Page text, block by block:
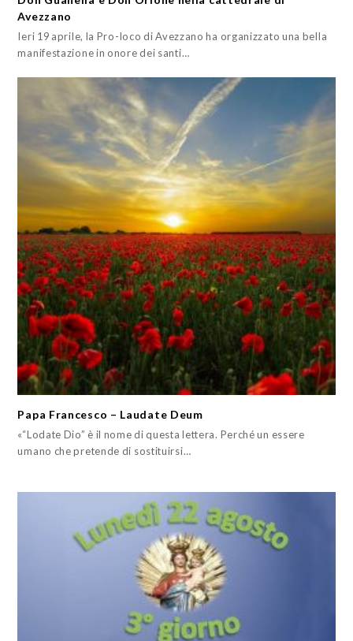
Avezzano
Ieri 19 aprile, la Pro-loco di Avezzano ha organizzato una bella
manifestazione in onore dei santi…
Papa Francesco – Laudate Deum
«“Lodate Dio” è il nome di questa lettera. Perché un essere
umano che pretende di sostituirsi…